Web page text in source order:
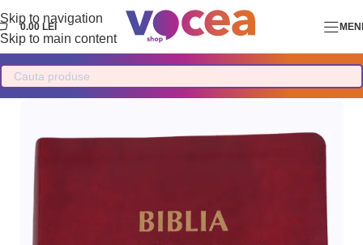
Skip to navigation
Skip to main content
0.00 LEI